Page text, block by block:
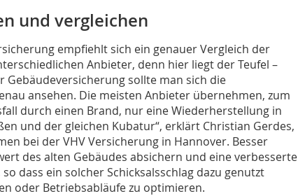
und vergleichen
empfiehlt sich ein genauer Vergleich der
Anbieter, denn hier liegt der Teufel –
Gebäudeversicherung sollte man sich die
ansehen. Die meisten Anbieter übernehmen, zum
durch einen Brand, nur eine Wiederherstellung in
und der gleichen Kubatur“, erklärt Christian Gerdes,
bei der VHV Versicherung in Hannover. Besser
des alten Gebäudes absichern und eine verbesserte
dass ein solcher Schicksalsschlag dazu genutzt
oder Betriebsabläufe zu optimieren.